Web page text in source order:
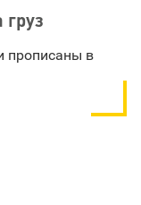
груз
прописаны в